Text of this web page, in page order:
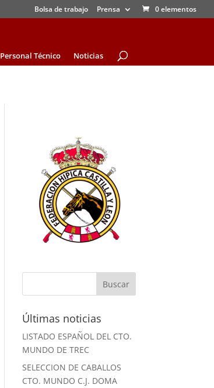
Bolsa de trabajo Prensa 0 elementos
Personal Técnico Noticias
Últimas noticias
LISTADO ESPAÑOL DEL CTO.
MUNDO DE TREC
SELECCION DE CABALLOS
CTO. MUNDO C.J. DOMA